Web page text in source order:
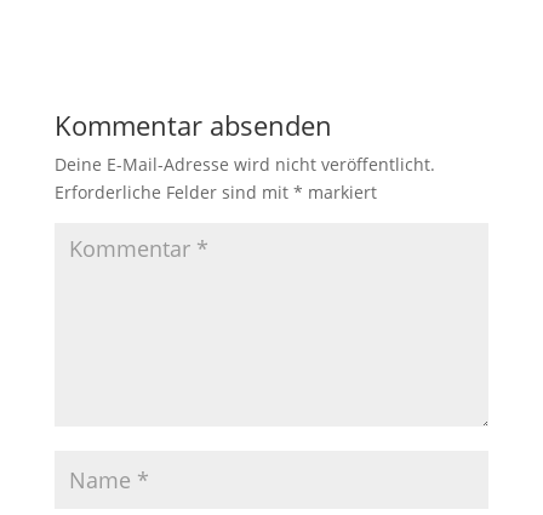
Kommentar absenden
Deine E-Mail-Adresse wird nicht veröffentlicht.
Erforderliche Felder sind mit * markiert